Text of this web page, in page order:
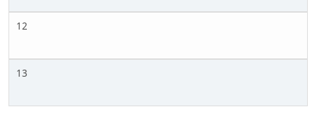
12
13